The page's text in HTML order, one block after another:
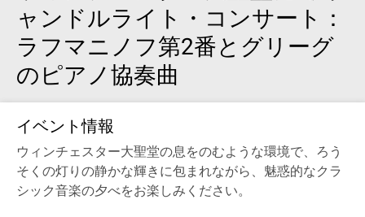
ャンドルライト・コンサート：
ラフマニノフ第2番とグリーグ
のピアノ協奏曲
イベント情報
ウィンチェスター大聖堂の息をのむような環境で、ろう
そくの灯りの静かな輝きに包まれながら、魅惑的なクラ
シック音楽の夕べをお楽しみください。